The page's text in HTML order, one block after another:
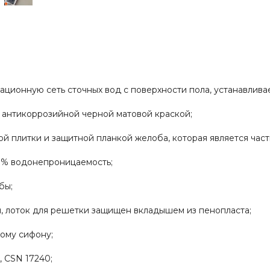
сеть сточных вод с поверхности пола,
черной матовой краской;
плитки и защитной планкой желоба, которая является
водонепроницаемость;
лоток для решетки защищен вкладышем из пенопласта;
сифону;
17240;